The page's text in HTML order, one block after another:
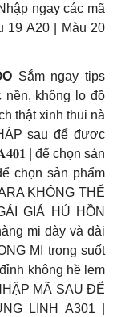
ngay các mã
19 A20 | Màu 20
Sắm ngay tips
nền, không lo đồ
thật xinh thui nà
sau để được
| để chọn sản
chọn sản phẩm
KHÔNG THỂ
GIÁ HÚ HỒN
mi dày và dài
MI trong suốt
không hề lem
MÃ SAU ĐỂ
LINH A301 |